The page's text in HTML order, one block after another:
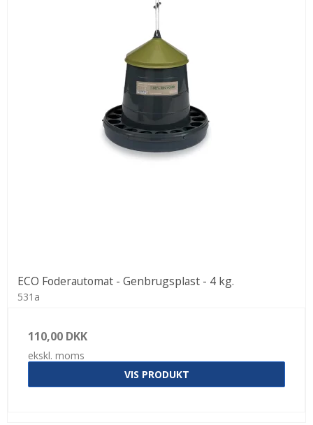
ECO Foderautomat - Genbrugsplast - 4 kg.
531a
110,00 DKK
ekskl. moms
VIS PRODUKT